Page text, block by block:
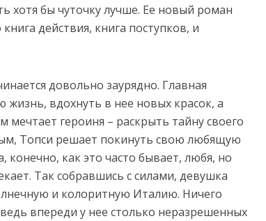
хотя бы чуточку лучше. Ее новый роман
действия, книга поступков, и
довольно заурядно. Главная
вдохнуть в нее новых красок, а
героиня – раскрыть тайну своего
Топси решает покинуть свою любящую
как это часто бывает, любя, но
Так собравшись с силами, девушка
и колоритную Италию. Ничего
впереди у нее столько неразрешенных